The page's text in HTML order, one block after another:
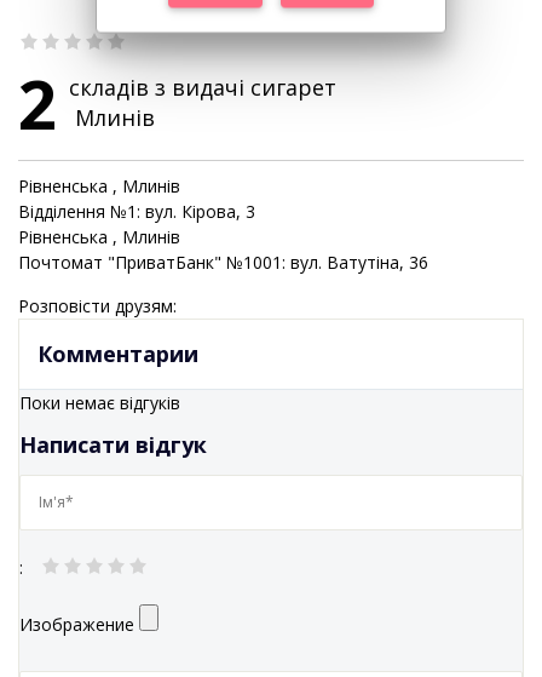
2 складів з видачі сигарет
Млинів
Рівненська , Млинів
Відділення №1: вул. Кірова, 3
Рівненська , Млинів
Почтомат "ПриватБанк" №1001: вул. Ватутіна, 36
Розповісти друзям:
Комментарии
Поки немає відгуків
Написати відгук
:
Изображение